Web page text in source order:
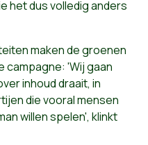
het dus volledig anders
maken de groenen
campagne: 'Wij gaan
inhoud draait, in
die vooral mensen
willen spelen', klinkt